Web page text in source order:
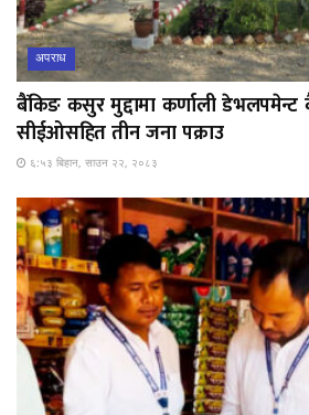
अपराध
बैंकिङ कसुर मुद्दामा कर्णाली
सीईओसहित तीन जना पक्राउ
६:५३ बिहान, साउन २२, २०८३